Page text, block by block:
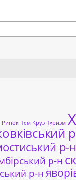
Ринок Том Круз Туризм
р-н
р-н
р-н